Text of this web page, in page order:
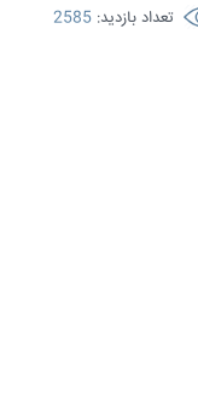
تعداد بازدید: 2585